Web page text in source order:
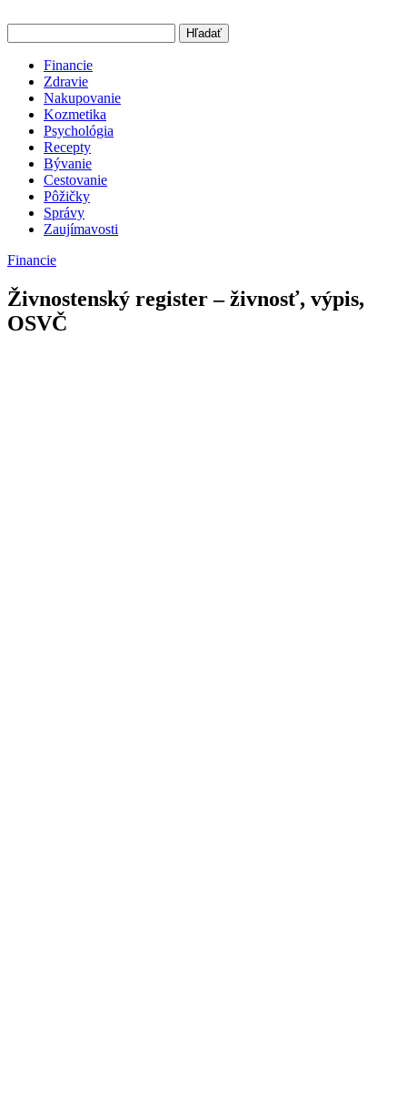
Hľadať
Financie
Zdravie
Nakupovanie
Kozmetika
Psychológia
Recepty
Bývanie
Cestovanie
Pôžičky
Správy
Zaujímavosti
Financie
Živnostenský register – živnosť, výpis,
OSVČ